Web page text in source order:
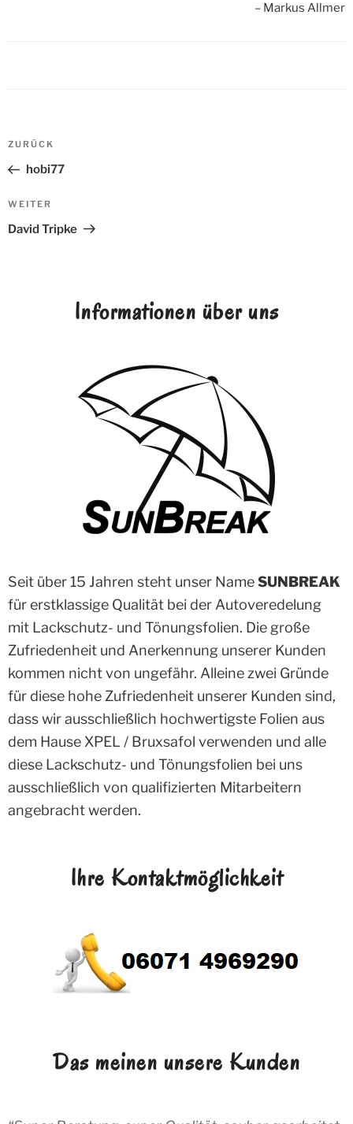
Markus Allmer
Beitrags-
Navigation
Vorheriger
Beitrag
ZURÜCK
hobi77
Nächster
Beitrag
WEITER
David Tripke
Informationen über uns
Seit über 15 Jahren steht unser NameSUNBREAK
für erstklassige Qualität bei der Autoveredelung
mit Lackschutz- und Tönungsfolien. Die große
Zufriedenheit und Anerkennung unserer Kunden
kommen nicht von ungefähr. Alleine zwei Gründe
für diese hohe Zufriedenheit unserer Kunden sind,
dass wir ausschließlich hochwertigste Folien aus
dem Hause XPEL / Bruxsafol verwenden und alle
diese Lackschutz- und Tönungsfolien bei uns
ausschließlich von qualifizierten Mitarbeitern
angebracht werden.
Ihre Kontaktmöglichkeit
Das meinen unsere Kunden